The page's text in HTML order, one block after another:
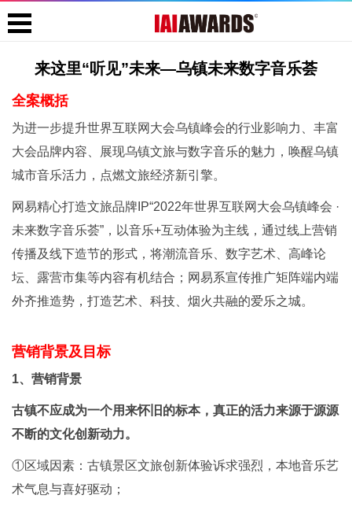
来这里“听见”未来—乌镇未来数字音乐荟
全案概括
为进一步提升世界互联网大会乌镇峰会的行业影响力、丰富
大会品牌内容、展现乌镇文旅与数字音乐的魅力，唤醒乌镇
城市音乐活力，点燃文旅经济新引擎。
网易精心打造文旅品牌IP“2022年世界互联网大会乌镇峰会 ·
未来数字音乐荟”，以音乐+互动体验为主线，通过线上营销
传播及线下造节的形式，将潮流音乐、数字艺术、高峰论
坛、露营市集等内容有机结合；网易系宣传推广矩阵端内端
外齐推造势，打造艺术、科技、烟火共融的爱乐之城。
营销背景及目标
1、营销背景
古镇不应成为一个用来怀旧的标本，真正的活力来源于源源
不断的文化创新动力。
①区域因素：古镇景区文旅创新体验诉求强烈，本地音乐艺
术气息与喜好驱动；